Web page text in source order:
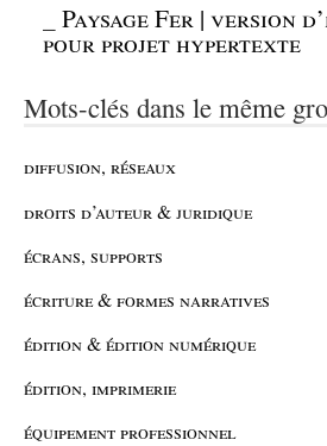
_Paysage Fer | version
pour projet hypertexte
Mots-clés dans le même
diffusion, réseaux
droits d’auteur & juridique
écrans, supports
écriture & formes narratives
édition & édition numérique
édition, imprimerie
équipement professionnel